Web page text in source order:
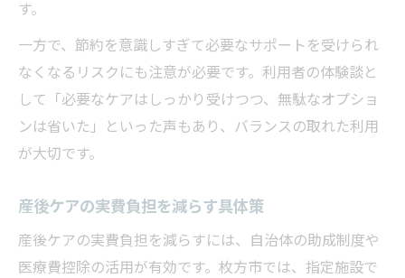
す。
一方で、節約を意識しすぎて必要なサポートを受けられ
なくなるリスクにも注意が必要です。利用者の体験談と
して「必要なケアはしっかり受けつつ、無駄なオプショ
ンは省いた」といった声もあり、バランスの取れた利用
が大切です。
産後ケアの実費負担を減らす具体策
産後ケアの実費負担を減らすには、自治体の助成制度や
医療費控除の活用が有効です。枚方市では、指定施設で